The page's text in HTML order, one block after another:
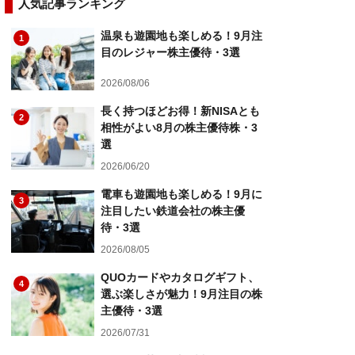
人気記事ランキング
1
温泉も遊園地も楽しめる！9月注
目のレジャー株主優待・3選
2026/08/06
2
長く持つほどお得！新NISAとも
相性がよい8月の株主優待株・3
選
2026/06/20
3
電車も遊園地も楽しめる！9月に
注目したい鉄道会社の株主優
待・3選
2026/08/05
4
QUOカードやカタログギフト、
選ぶ楽しさが魅力！9月注目の株
主優待・3選
2026/07/31